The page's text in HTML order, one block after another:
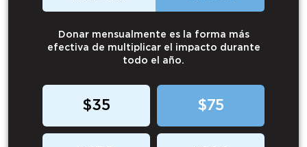
Donar mensualmente es la forma más
efectiva de multiplicar el impacto durante
todo el año.
$35 $75